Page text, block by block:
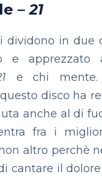
–21
dividono in due
e apprezzato
e chi mente.
disco ha
anche al di
fra i
altro perchè
cantare il